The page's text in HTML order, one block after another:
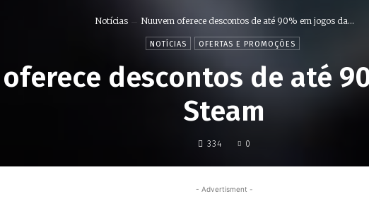
Notícias Nuuvem oferece descontos de até 90% em jogos da...
NOTÍCIAS OFERTAS E PROMOÇÕES
descontos de até
Steam
334 0
- Advertisment -